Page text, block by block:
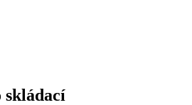
skládací